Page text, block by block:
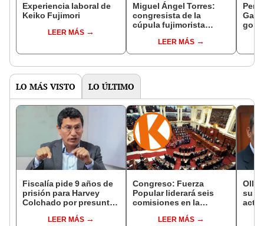
Experiencia laboral de
Keiko Fujimori
LEER MÁS
Miguel Ángel Torres:
congresista de la
cúpula fujimorista
del SenadoLEER MÁS
LO MÁS VISTO LO ÚLTIMO
Fiscalía pide 9 años de
prisión para Harvey
Colchado por presunta
incompatible y falsedad
LEER MÁS
Congreso: Fuerza
Popular liderará seis
comisiones en la
LEER MÁS
su